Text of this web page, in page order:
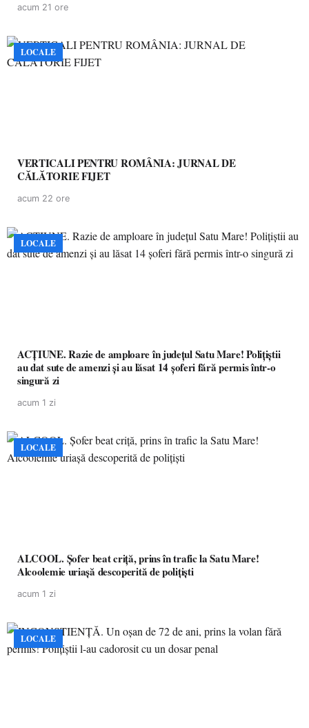
acum 21 ore
LOCALE
VERTICALI PENTRU ROMÂNIA: JURNAL DE
CĂLĂTORIE FIJET
acum 22 ore
LOCALE
ACȚIUNE. Razie de amploare în județul Satu Mare! Polițiștii
au dat sute de amenzi și au lăsat 14 șoferi fără permis într-o
singură zi
acum 1 zi
LOCALE
ALCOOL. Șofer beat criță, prins în trafic la Satu Mare!
Alcoolemie uriașă descoperită de polițiști
acum 1 zi
LOCALE